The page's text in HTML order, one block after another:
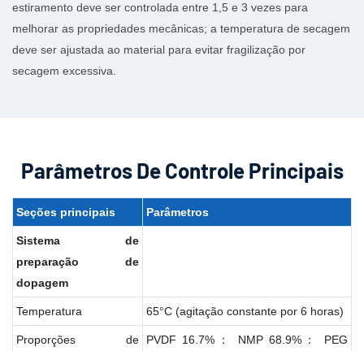
estiramento deve ser controlada entre 1,5 e 3 vezes para
melhorar as propriedades mecânicas; a temperatura de secagem
deve ser ajustada ao material para evitar fragilização por
secagem excessiva.
Parâmetros De Controle Principais
Seções principais Parâmetros
Sistema
de
preparação
de
dopagem
Temperatura 65°C (agitação constante por 6 horas)
Proporções de
PVDF 16.7%： NMP 68.9%： PEG